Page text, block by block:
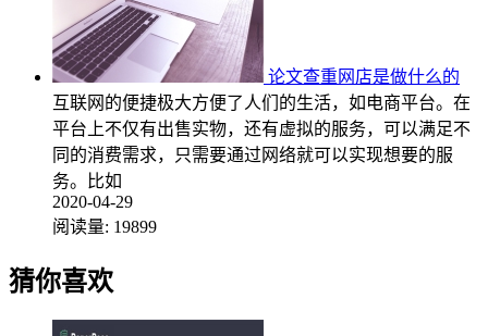
论文查重网店是做什么的
互联网的便捷极大方便了人们的生活，如电商平台。在
平台上不仅有出售实物，还有虚拟的服务，可以满足不
同的消费需求，只需要通过网络就可以实现想要的服
务。比如
2020-04-29
阅读量: 19899
猜你喜欢